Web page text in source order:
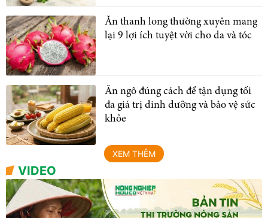
Ăn thanh long thường xuyên mang
lại 9 lợi ích tuyệt vời cho da và tóc
Ăn ngô đúng cách để tận dụng tối
đa giá trị dinh dưỡng và bảo vệ sức
khỏe
XEM THÊM
VIDEO